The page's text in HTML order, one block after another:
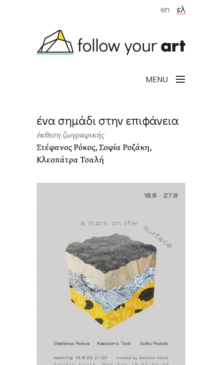
en ελ
MENU
ένα σημάδι στην επιφάνεια
έκθεση ζωγραφικής
Στέφανος Ρόκος, Σοφία Ροζάκη,
Κλεοπάτρα Τσαλή